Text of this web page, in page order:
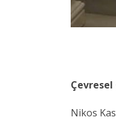
Çevresel
Nikos